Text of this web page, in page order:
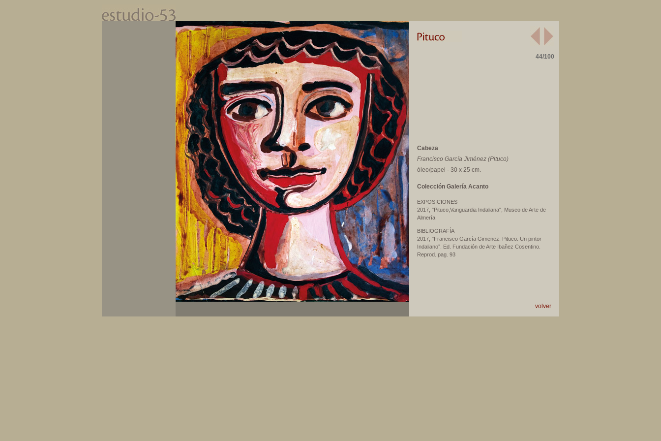
44/100
Cabeza
Francisco García Jiménez (Pituco)
óleo/papel - 30 x 25 cm.
Colección Galería Acanto
EXPOSICIONES
2017, "Pituco,Vanguardia Indaliana", Museo de Arte de
Almería
BIBLIOGRAFÍA
2017, "Francisco García Gimenez. Pituco. Un pintor
Indaliano”. Ed. Fundación de Arte Ibañez Cosentino.
Reprod. pag. 93
volver